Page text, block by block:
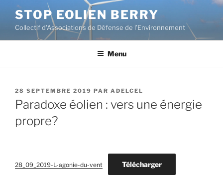
contenu
principal
STOP EOLIEN BERRY
Collectif d'Associations de Défense de l’Environnement
Menu
PUBLIÉ
LE
28 SEPTEMBRE 2019 PAR ADELCEL
Paradoxe éolien : vers une énergie
propre?
28_09_2019-L-agonie-du-vent Télécharger